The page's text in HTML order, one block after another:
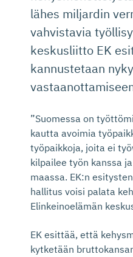
lähes miljardin
vahvistavia
keskusliitto EK
kannustetaan
”Suomessa on
kautta avoimia
työpaikkoja, joita ei
kilpailee työn kanssa
maassa. EK:n
hallitus voisi palata
Elinkeinoelämän
EK esittää, että
kytketään